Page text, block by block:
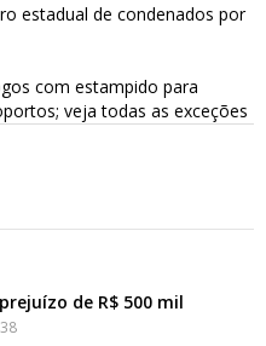
estadual de condenados por
com estampido para
veja todas as exceções
de R$ 500 mil